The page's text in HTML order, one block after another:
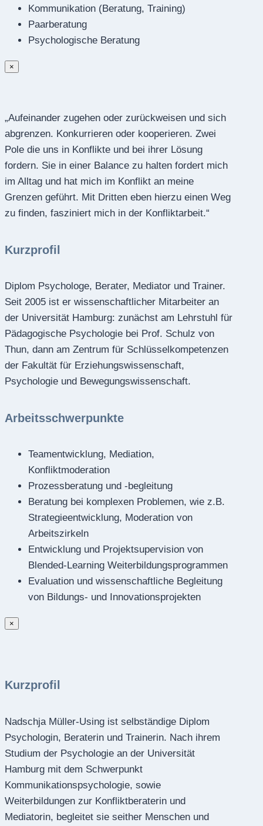
Kommunikation (Beratung, Training)
Paarberatung
Psychologische Beratung
×
„Aufeinander zugehen oder zurückweisen und sich
abgrenzen. Konkurrieren oder kooperieren. Zwei
Pole die uns in Konflikte und bei ihrer Lösung
fordern. Sie in einer Balance zu halten fordert mich
im Alltag und hat mich im Konflikt an meine
Grenzen geführt. Mit Dritten eben hierzu einen Weg
zu finden, fasziniert mich in der Konfliktarbeit.“
Kurzprofil
Diplom Psychologe, Berater, Mediator und Trainer.
Seit 2005 ist er wissenschaftlicher Mitarbeiter an
der Universität Hamburg: zunächst am Lehrstuhl für
Pädagogische Psychologie bei Prof. Schulz von
Thun, dann am Zentrum für Schlüsselkompetenzen
der Fakultät für Erziehungswissenschaft,
Psychologie und Bewegungswissenschaft.
Arbeitsschwerpunkte
Teamentwicklung, Mediation,
Konfliktmoderation
Prozessberatung und -begleitung
Beratung bei komplexen Problemen, wie z.B.
Strategieentwicklung, Moderation von
Arbeitszirkeln
Entwicklung und Projektsupervision von
Blended-Learning Weiterbildungsprogrammen
Evaluation und wissenschaftliche Begleitung
von Bildungs- und Innovationsprojekten
×
Kurzprofil
Nadschja Müller-Using ist selbständige Diplom
Psychologin, Beraterin und Trainerin. Nach ihrem
Studium der Psychologie an der Universität
Hamburg mit dem Schwerpunkt
Kommunikationspsychologie, sowie
Weiterbildungen zur Konfliktberaterin und
Mediatorin, begleitet sie seither Menschen und